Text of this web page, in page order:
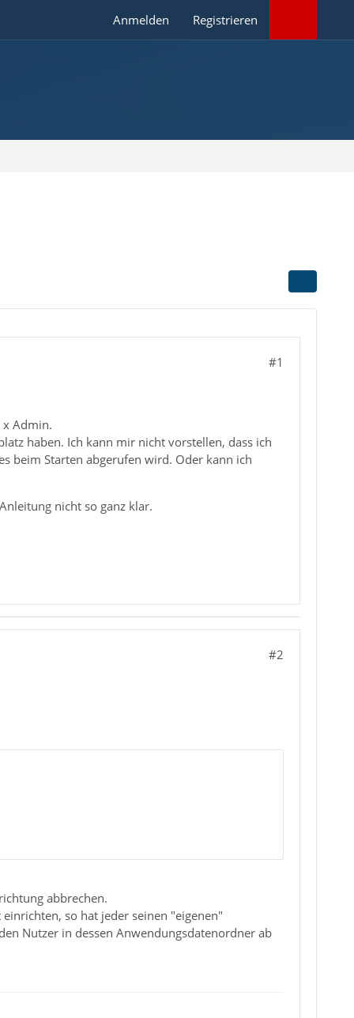
Anmelden Registrieren
#1
x Admin.
haben. Ich kann mir nicht vorstellen, dass ich
beim Starten abgerufen wird. Oder kann ich
nicht so ganz klar.
#2
abbrechen.
so hat jeder seinen "eigenen"
Nutzer in dessen Anwendungsdatenordner ab